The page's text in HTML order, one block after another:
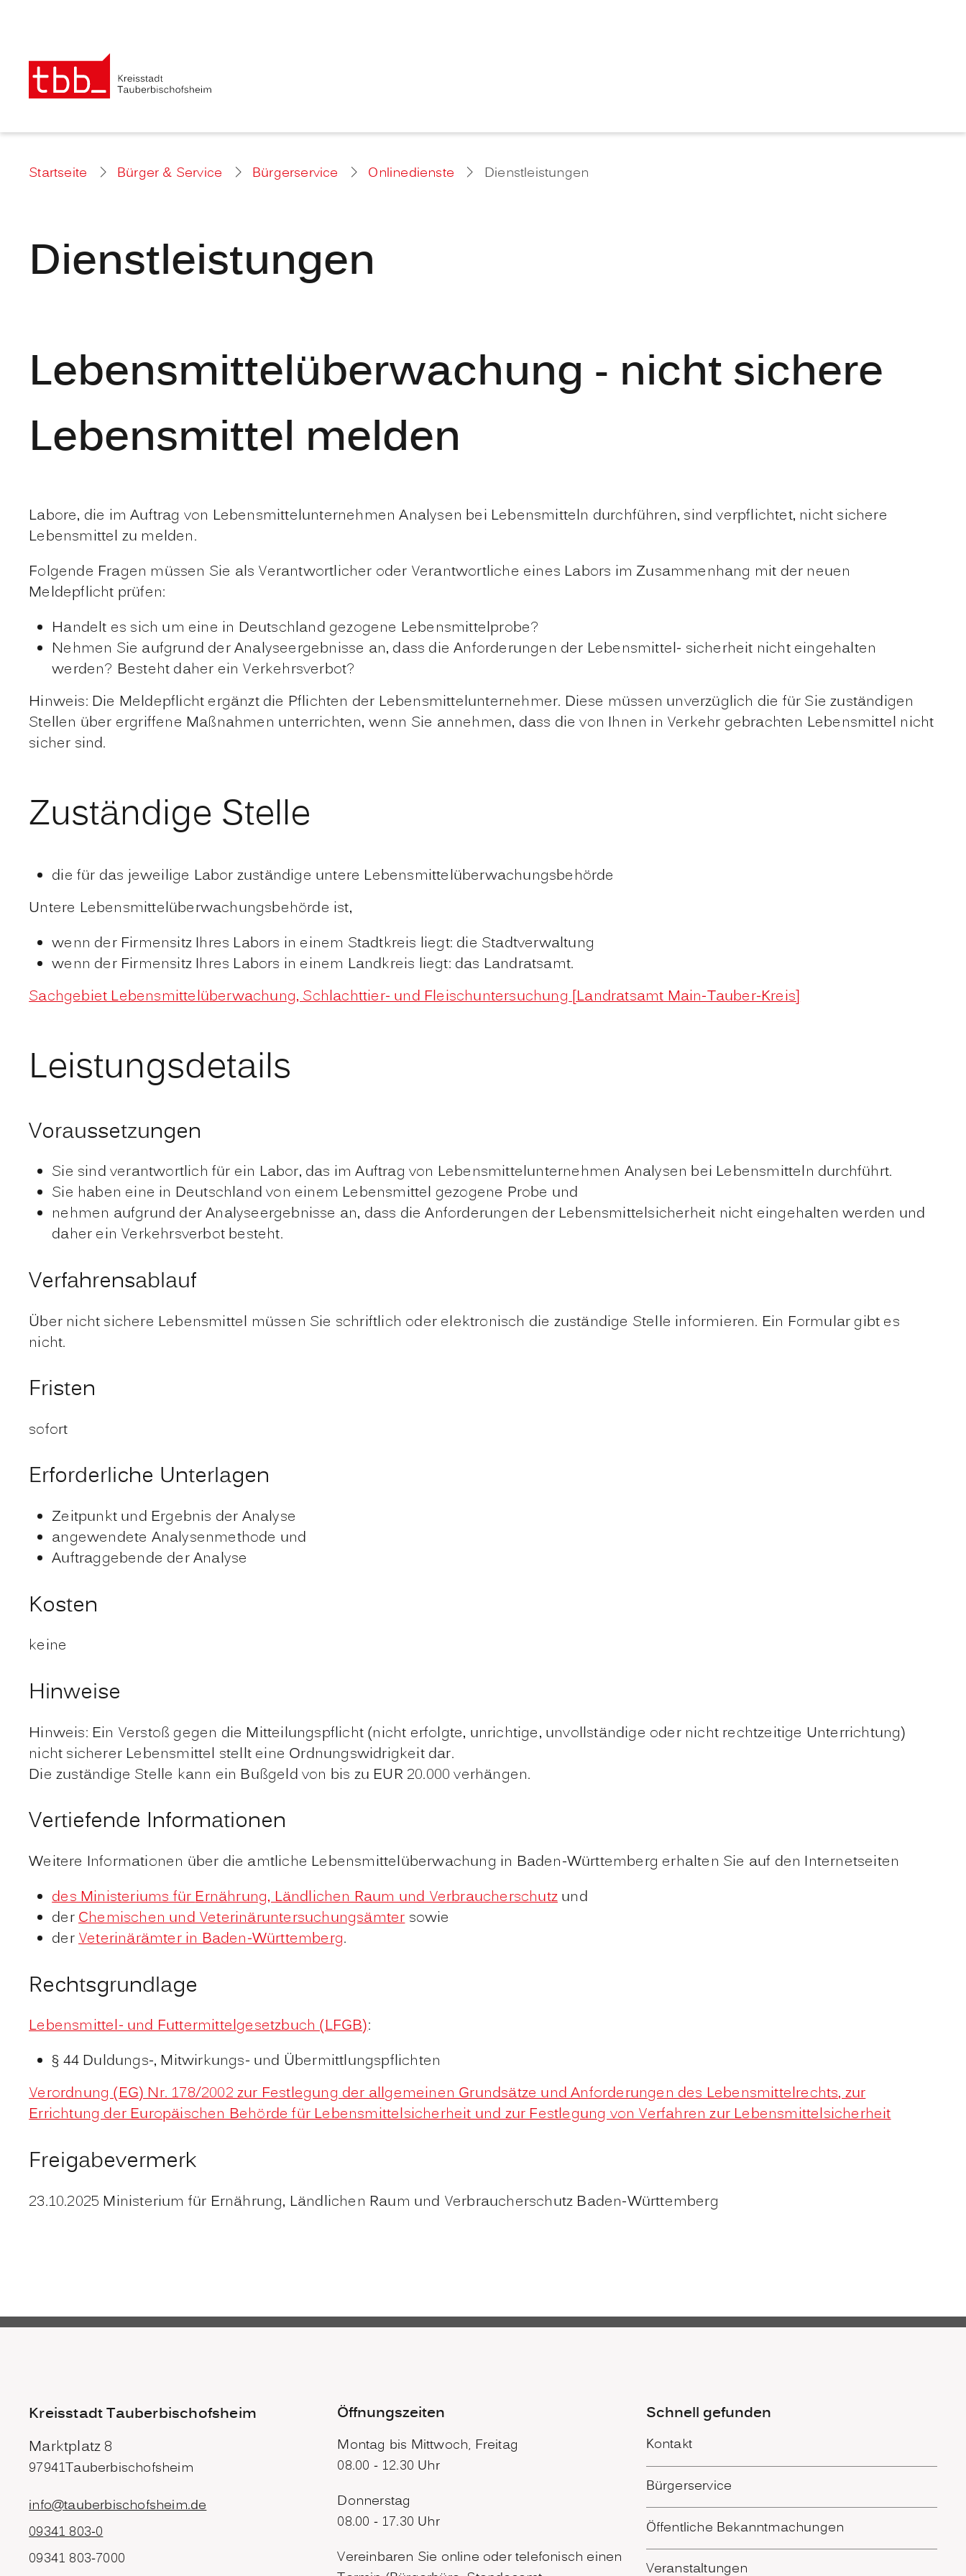
Startseite Bürger & Service Bürgerservice Onlinedienste Dienstleistungen
Dienstleistungen
Lebensmittelüberwachung - nicht sichere
Lebensmittel melden
Labore, die im Auftrag von Lebensmittelunternehmen Analysen bei Lebensmitteln durchführen, sind verpflichtet, nicht sichere
Lebensmittel zu melden.
Folgende Fragen müssen Sie als Verantwortlicher oder Verantwortliche eines Labors im Zusammenhang mit der neuen
Meldepflicht prüfen:
Handelt es sich um eine in Deutschland gezogene Lebensmittelprobe?
Nehmen Sie aufgrund der Analyseergebnisse an, dass die Anforderungen der Lebensmittel- sicherheit nicht eingehalten
werden? Besteht daher ein Verkehrsverbot?
Hinweis: Die Meldepflicht ergänzt die Pflichten der Lebensmittelunternehmer. Diese müssen unverzüglich die für Sie zuständigen
Stellen über ergriffene Maßnahmen unterrichten, wenn Sie annehmen, dass die von Ihnen in Verkehr gebrachten Lebensmittel nicht
sicher sind.
Zuständige Stelle
die für das jeweilige Labor zuständige untere Lebensmittelüberwachungsbehörde
Untere Lebensmittelüberwachungsbehörde ist,
wenn der Firmensitz Ihres Labors in einem Stadtkreis liegt: die Stadtverwaltung
wenn der Firmensitz Ihres Labors in einem Landkreis liegt: das Landratsamt.
Sachgebiet Lebensmittelüberwachung, Schlachttier- und Fleischuntersuchung [Landratsamt Main-Tauber-Kreis]
Leistungsdetails
Voraussetzungen
Sie sind verantwortlich für ein Labor, das im Auftrag von Lebensmittelunternehmen Analysen bei Lebensmitteln durchführt.
Sie haben eine in Deutschland von einem Lebensmittel gezogene Probe und
nehmen aufgrund der Analyseergebnisse an, dass die Anforderungen der Lebensmittelsicherheit nicht eingehalten werden und
daher ein Verkehrsverbot besteht.
Verfahrensablauf
Über nicht sichere Lebensmittel müssen Sie schriftlich oder elektronisch die zuständige Stelle informieren. Ein Formular gibt es
nicht.
Fristen
sofort
Erforderliche Unterlagen
Zeitpunkt und Ergebnis der Analyse
angewendete Analysenmethode und
Auftraggebende der Analyse
Kosten
keine
Hinweise
Hinweis: Ein Verstoß gegen die Mitteilungspflicht (nicht erfolgte, unrichtige, unvollständige oder nicht rechtzeitige Unterrichtung)
nicht sicherer Lebensmittel stellt eine Ordnungswidrigkeit dar.
Die zuständige Stelle kann ein Bußgeld von bis zu EUR 20.000 verhängen.
Vertiefende Informationen
Weitere Informationen über die amtliche Lebensmittelüberwachung in Baden-Württemberg erhalten Sie auf den Internetseiten
des Ministeriums fürErnährung, Ländlichen Raum und Verbraucherschutz und
derChemischen und Veterinäruntersuchungsämtersowie
derVeterinärämter in Baden-Württemberg.
Rechtsgrundlage
Lebensmittel- und Futtermittelgesetzbuch (LFGB):
§ 44 Duldungs-, Mitwirkungs- und Übermittlungspflichten
Verordnung (EG) Nr. 178/2002 zur Festlegung der allgemeinen Grundsätze und Anforderungen des Lebensmittelrechts, zur
Errichtung der Europäischen Behörde für Lebensmittelsicherheit und zur Festlegung von Verfahren zur Lebensmittelsicherheit
Freigabevermerk
23.10.2025 Ministerium für Ernährung, Ländlichen Raum und Verbraucherschutz Baden-Württemberg
Kreisstadt Tauberbischofsheim
Marktplatz 8
97941Tauberbischofsheim
info@tauberbischofsheim.de
09341 803-0
09341 803-7000
Öffnungszeiten
Montag bis Mittwoch, Freitag
08.00 - 12.30 Uhr
Donnerstag
08.00 - 17.30 Uhr
Vereinbaren Sie online oder telefonisch einen
Schnell gefunden
Kontakt
Bürgerservice
Öffentliche Bekanntmachungen
Veranstaltungen